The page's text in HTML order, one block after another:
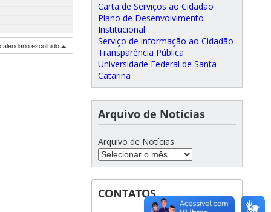
escolhido
Carta de Serviços ao Cidadão
Plano de Desenvolvimento
Institucional
Serviço de informação ao Cidadão
Transparência Pública
Universidade Federal de Santa
Catarina
Arquivo de Notícias
Arquivo de Notícias
CONTATOS